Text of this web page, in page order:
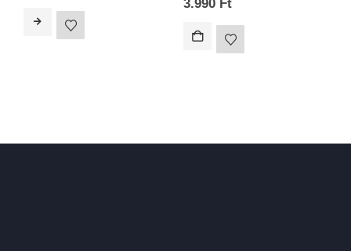
3.990 Ft